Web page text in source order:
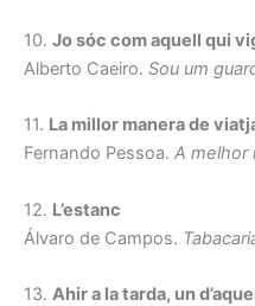
10. Jo sóc com aquell qui
Alberto Caeiro. Sou um
11. La millor manera de
Fernando Pessoa. A melhor
12. L’estanc
Álvaro de Campos.
13. Ahir a la tarda, un